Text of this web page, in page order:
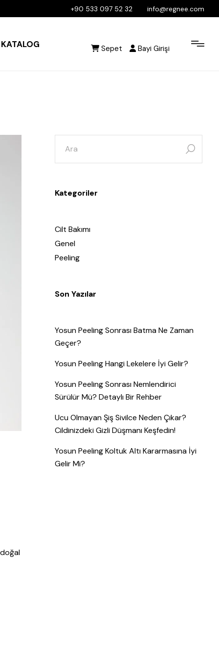
+90 533 097 52 32 info@regnee.com
KATALOG Sepet Bayi Girişi
Kategoriler
Cilt Bakımı
Genel
Peeling
Son Yazılar
Yosun Peeling Sonrası Batma Ne Zaman
Geçer?
Yosun Peeling Hangi Lekelere İyi Gelir?
Yosun Peeling Sonrası Nemlendirici
Sürülür Mü? Detaylı Bir Rehber
Ucu Olmayan Şiş Sivilce Neden Çıkar?
Cildinizdeki Gizli Düşmanı Keşfedin!
Yosun Peeling Koltuk Altı Kararmasına İyi
Gelir Mi?